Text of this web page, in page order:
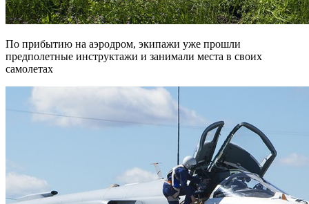
По прибытию на аэродром, экипажи уже прошли
предполетные инструктажи и занимали места в своих
самолетах